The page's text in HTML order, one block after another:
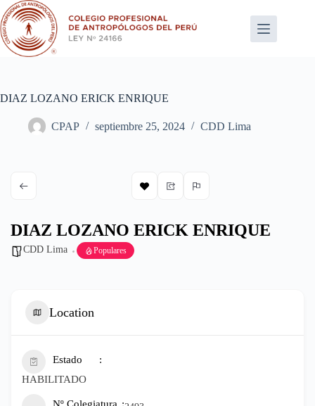
Saltar
al
contenido
DIAZ LOZANO ERICK ENRIQUE
CPAP septiembre 25, 2024 CDD Lima
DIAZ LOZANO ERICK ENRIQUE
CDD Lima Populares
Location
Estado
HABILITADO